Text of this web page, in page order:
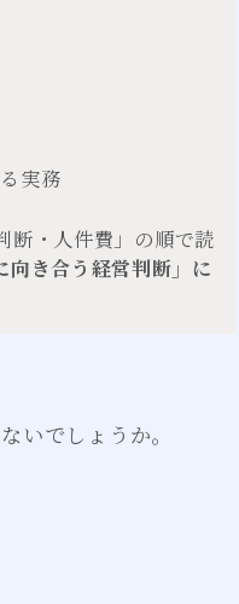
実務
断・人件費」の順で読
き合う経営判断」に
いでしょうか。